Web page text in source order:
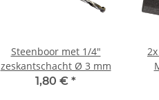
Steenboor met 1/4"
zeskantschacht Ø 3 mm
1,80 € *